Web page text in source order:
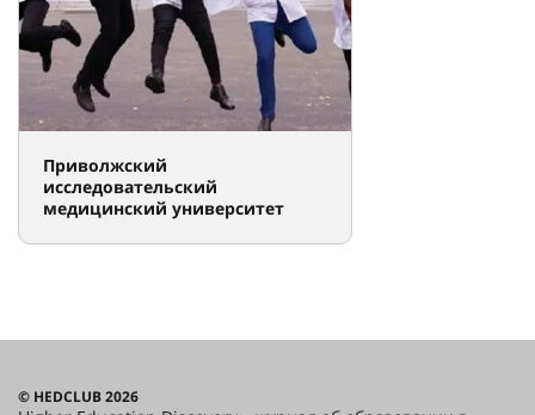
Адыгейский государственный
университет